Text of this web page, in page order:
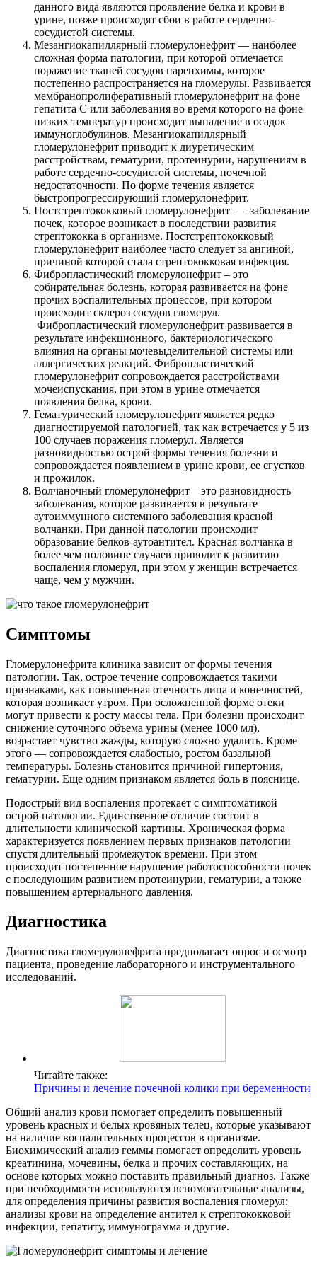
данного вида являются проявление белка и крови в
урине, позже происходят сбои в работе сердечно-
сосудистой системы.
Мезангиокапиллярный гломерулонефрит — наиболее
сложная форма патологии, при которой отмечается
поражение тканей сосудов паренхимы, которое
постепенно распространяется на гломерулы. Развивается
мембранопролиферативный гломерулонефрит на фоне
гепатита С или заболевания во время которого на фоне
низких температур происходит выпадение в осадок
иммуноглобулинов. Мезангиокапиллярный
гломерулонефрит приводит к диуретическим
расстройствам, гематурии, протеинурии, нарушениям в
работе сердечно-сосудистой системы, почечной
недостаточности. По форме течения является
быстропрогрессирующий гломерулонефрит.
Постстрептококковый гломерулонефрит — заболевание
почек, которое возникает в последствии развития
стрептококка в организме. Постстрептококковый
гломерулонефрит наиболее часто следует за ангиной,
причиной которой стала стрептококковая инфекция.
Фибропластический гломерулонефрит – это
собирательная болезнь, которая развивается на фоне
прочих воспалительных процессов, при котором
происходит склероз сосудов гломерул.
Фибропластический гломерулонефрит развивается в
результате инфекционного, бактериологического
влияния на органы мочевыделительной системы или
аллергических реакций. Фибропластический
гломерулонефрит сопровождается расстройствами
мочеиспускания, при этом в урине отмечается
появления белка, крови.
Гематурический гломерулонефрит является редко
диагностируемой патологией, так как встречается у 5 из
100 случаев поражения гломерул. Является
разновидностью острой формы течения болезни и
сопровождается появлением в урине крови, ее сгустков
и прожилок.
Волчаночный гломерулонефрит – это разновидность
заболевания, которое развивается в результате
аутоиммунного системного заболевания красной
волчанки. При данной патологии происходит
образование белков-аутоантител. Красная волчанка в
более чем половине случаев приводит к развитию
воспаления гломерул, при этом у женщин встречается
чаще, чем у мужчин.
Симптомы
Гломерулонефрита клиника зависит от формы течения
патологии. Так, острое течение сопровождается такими
признаками, как повышенная отечность лица и конечностей,
которая возникает утром. При осложненной форме отеки
могут привести к росту массы тела. При болезни происходит
снижение суточного объема урины (менее 1000 мл),
возрастает чувство жажды, которую сложно удалить. Кроме
этого — сопровождается слабостью, ростом базальной
температуры. Болезнь становится причиной гипертония,
гематурии. Еще одним признаком является боль в пояснице.
Подострый вид воспаления протекает с симптоматикой
острой патологии. Единственное отличие состоит в
длительности клинической картины. Хроническая форма
характеризуется появлением первых признаков патологии
спустя длительный промежуток времени. При этом
происходит постепенное нарушение работоспособности почек
с последующим развитием протеинурии, гематурии, а также
повышением артериального давления.
Диагностика
Диагностика гломерулонефрита предполагает опрос и осмотр
пациента, проведение лабораторного и инструментального
исследований.
Читайте также:
Причины и лечение почечной колики при беременности
Общий анализ крови помогает определить повышенный
уровень красных и белых кровяных телец, которые указывают
на наличие воспалительных процессов в организме.
Биохимический анализ геммы помогает определить уровень
креатинина, мочевины, белка и прочих составляющих, на
основе которых можно поставить правильный диагноз. Также
при необходимости используются вспомогательные анализы,
для определения причины развития воспаления гломерул:
анализы крови на определение антител к стрептококковой
инфекции, гепатиту, иммунограмма и другие.